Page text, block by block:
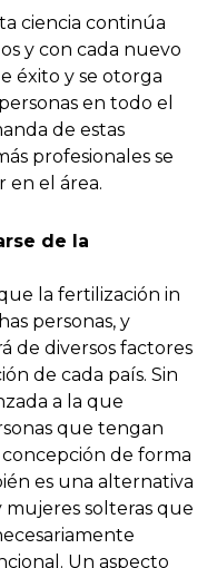
ciencia continúa
y con cada nuevo
éxito y se otorga
en todo el
de estas
profesionales se
en el área.
de la
la fertilización in
personas, y
de diversos factores
de cada país. Sin
a la que
que tengan
de forma
es una alternativa
mujeres solteras que
Un aspecto